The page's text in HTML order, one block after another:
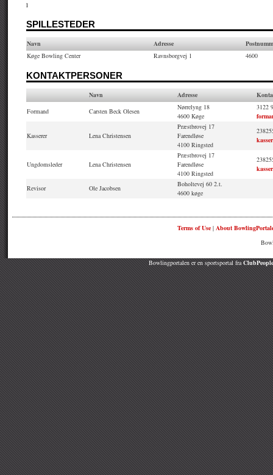
l
SPILLESTEDER
Navn Adresse
Køge Bowling Center
Ravnsborgvej 1 4600
KONTAKTPERSONER
Navn Adresse
Formand
Carsten Beck Olesen
Nørrelyng 18
4600 Køge
3122
Kasserer Lena Christensen
Præstbrovej 17
Farendløse
4100 Ringsted
Ungdomsleder Lena Christensen
Præstbrovej 17
Farendløse
4100 Ringsted
Revisor Ole Jacobsen
Boholtevej 60 2.t.
4600 køge
Terms of Use| About
Bowlingportalen er en sportsportal fra